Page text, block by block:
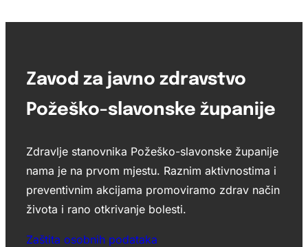
Zavod za javno zdravstvo
Požeško-slavonske županije
Zdravlje stanovnika Požeško-slavonske županije
nama je na prvom mjestu. Raznim aktivnostima i
preventivnim akcijama promoviramo zdrav način
života i rano otkrivanje bolesti.
Zaštita osobnih podataka